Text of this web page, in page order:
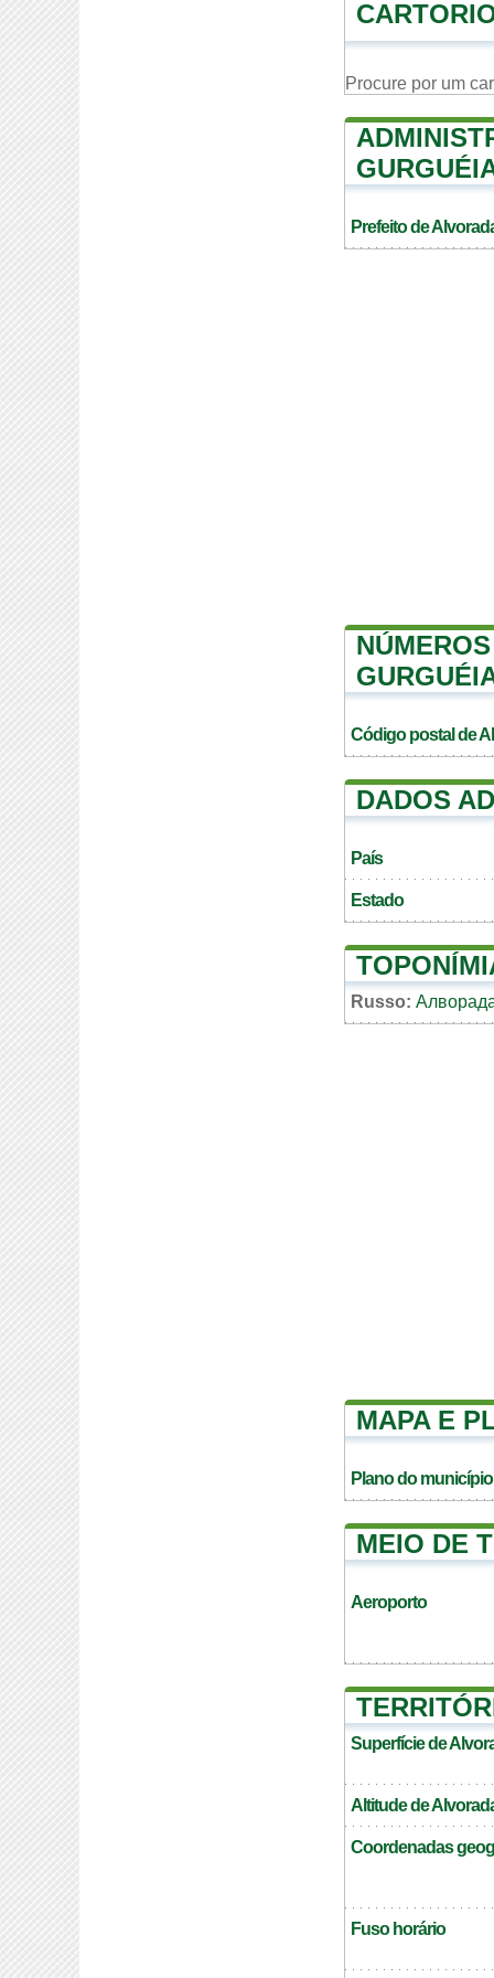
Procure por um
Prefeito de
Código postal de
DADOS
País
Estado
Russo:
MAPA E
Plano do município
MEIO DE
Aeroporto
Superfície de
Altitude de
Coordenadas
Fuso horário